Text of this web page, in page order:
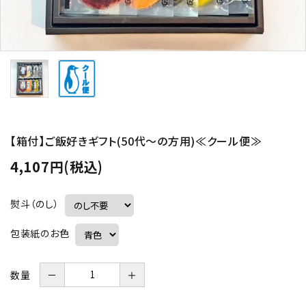
【箱付】ご飯好きギフト(50代～の方用)≪クール便≫
4,107円(税込)
熨斗（のし）
包装紙のお色
数量 － ＋